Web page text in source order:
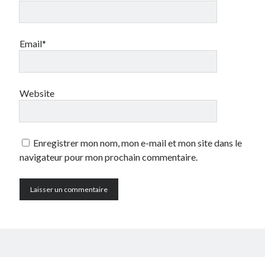
Email*
Website
Enregistrer mon nom, mon e-mail et mon site dans le
navigateur pour mon prochain commentaire.